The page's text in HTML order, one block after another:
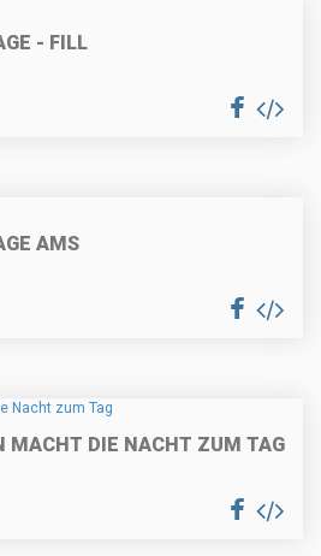
- FILL
AMS
MACHT DIE NACHT ZUM TAG